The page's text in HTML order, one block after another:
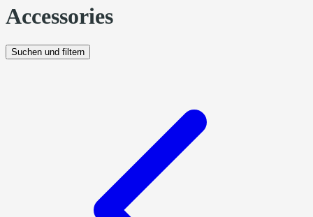
Accessories
Suchen und filtern